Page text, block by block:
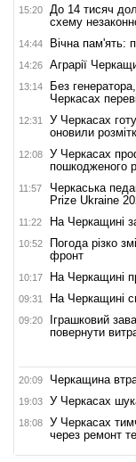
15:20
До 14 тисяч
схему
14:44 Вічна пам'ять:
14:26 Аграрії
13:14
Без
Черкасах
12:31
У Черкасах
оновили
12:08
У Черкасах
пошкодженого
11:57
Черкаська
Prize Ukraine
11:22 На Черкащині
10:52
Погода різко
фронт
10:17 На Черкащині
09:31 На Черкащині
09:20
Іграшковий
повернути
20:09 Черкащина
19:03 У Черкасах
18:08
У Черкасах
через ремонт